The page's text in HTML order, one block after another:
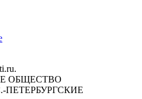
ОБЩЕСТВО
ПЕТЕРБУРГСКИЕ